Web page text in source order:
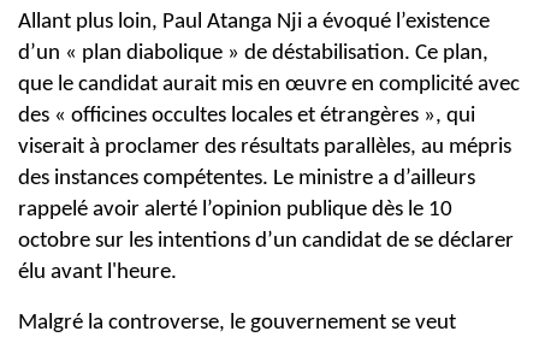
Allant plus loin, Paul Atanga Nji a évoqué l’existence
d’un « plan diabolique » de déstabilisation. Ce plan,
que le candidat aurait mis en œuvre en complicité avec
des « officines occultes locales et étrangères », qui
viserait à proclamer des résultats parallèles, au mépris
des instances compétentes. Le ministre a d’ailleurs
rappelé avoir alerté l’opinion publique dès le 10
octobre sur les intentions d’un candidat de se déclarer
élu avant l'heure.
Malgré la controverse, le gouvernement se veut